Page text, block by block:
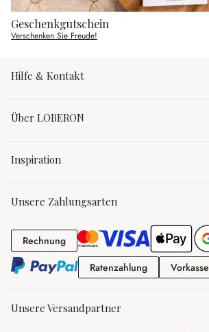
Geschenkgutschein
Verschenken Sie Freude!
Hilfe & Kontakt
Über LOBERON
Inspiration
Unsere Zahlungsarten
RechnungRechnung
RatenzahlungRatenzahlung
Vorkasse
Unsere Versandpartner